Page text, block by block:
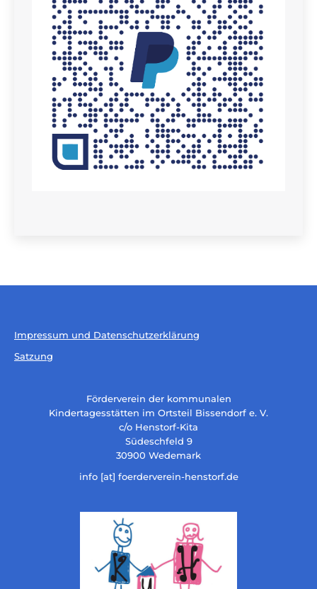
Impressum und Datenschutzerklärung
Satzung
Förderverein der kommunalen
Kindertagesstätten im Ortsteil Bissendorf e. V.
c/o Henstorf-Kita
Südeschfeld 9
30900 Wedemark
info [at] foerderverein-henstorf.de